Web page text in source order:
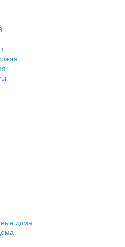
дома